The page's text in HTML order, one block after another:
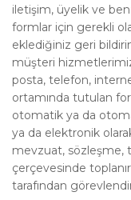
iletişim, üyelik ve
formlar için gerekli
eklediğiniz geri
müşteri hizmetlerimiz
posta, telefon,
ortamında tutulan
otomatik ya da
ya da elektronik
mevzuat, sözleşme,
çerçevesinde
tarafından